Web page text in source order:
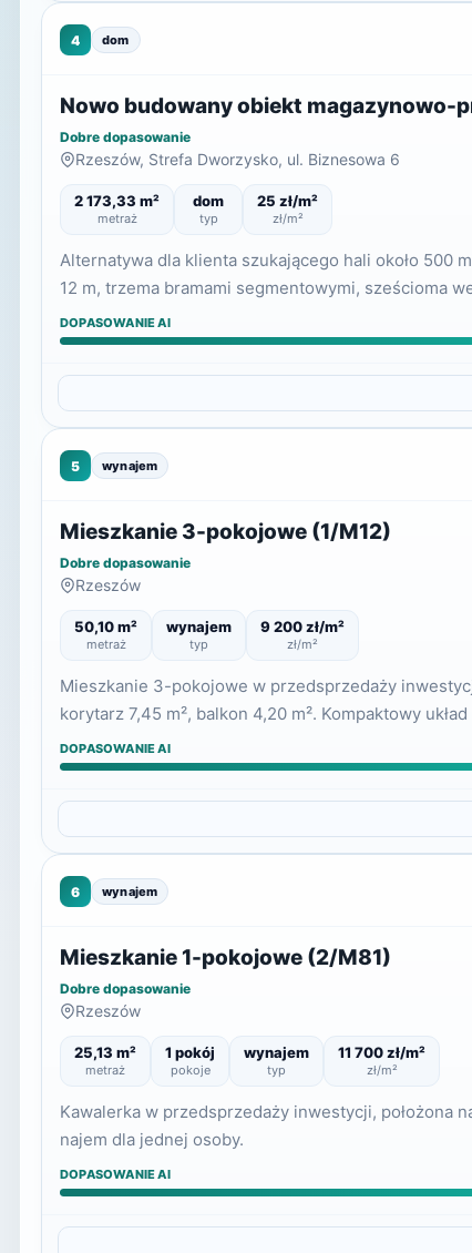
4 dom
Nowo budowany obiekt magazynowo-
Dobre dopasowanie
Rzeszów, Strefa Dworzysko, ul. Biznesowa 6
2 173,33 m²
metraż
dom
typ
25 zł/m²
zł/m²
Alternatywa dla klienta szukającego hali około 500
12 m, trzema bramami segmentowymi, sześcioma
DOPASOWANIE AI
5 wynajem
Mieszkanie 3-pokojowe (1/M12)
Dobre dopasowanie
Rzeszów
50,10 m²
metraż
wynajem
typ
9 200 zł/m²
zł/m²
Mieszkanie 3-pokojowe w przedsprzedaży
korytarz 7,45 m², balkon 4,20 m². Kompaktowy
DOPASOWANIE AI
6 wynajem
Mieszkanie 1-pokojowe (2/M81)
Dobre dopasowanie
Rzeszów
25,13 m²
metraż
1 pokój
pokoje
wynajem
typ
11 700 zł/m²
zł/m²
Kawalerka w przedsprzedaży inwestycji, położona
najem dla jednej osoby.
DOPASOWANIE AI